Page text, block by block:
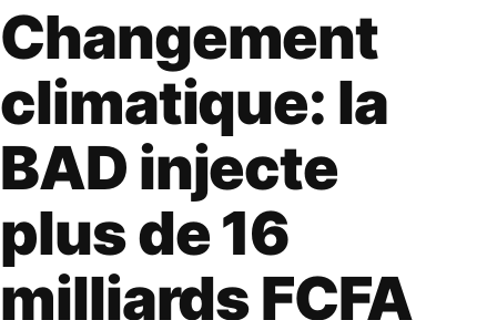
Changement
climatique: la
BAD injecte
plus de 16
milliards FCFA